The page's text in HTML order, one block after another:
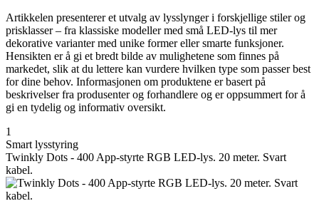
Artikkelen presenterer et utvalg av lysslynger i forskjellige stiler og
prisklasser – fra klassiske modeller med små LED-lys til mer
dekorative varianter med unike former eller smarte funksjoner.
Hensikten er å gi et bredt bilde av mulighetene som finnes på
markedet, slik at du lettere kan vurdere hvilken type som passer best
for dine behov. Informasjonen om produktene er basert på
beskrivelser fra produsenter og forhandlere og er oppsummert for å
gi en tydelig og informativ oversikt.
1
Smart lysstyring
Twinkly Dots - 400 App-styrte RGB LED-lys. 20 meter. Svart
kabel.